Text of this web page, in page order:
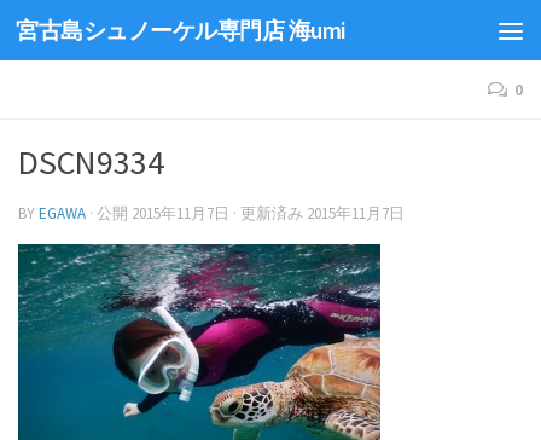
宮古島シュノーケル専門店 海umi
0
DSCN9334
BYEGAWA · 公開 2015年11月7日 · 更新済み 2015年11月7日